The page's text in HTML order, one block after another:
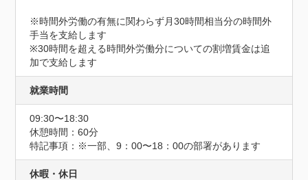
※時間外労働の有無に関わらず月30時間相当分の時間外
手当を支給します
※30時間を超える時間外労働分についての割増賃金は追
加で支給します
就業時間
09:30〜18:30
休憩時間：60分
特記事項：※一部、9：00〜18：00の部署があります
休暇・休日